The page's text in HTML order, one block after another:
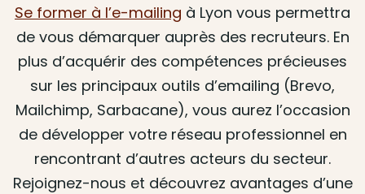
Se former à l’e-mailing à Lyon vous permettra
de vous démarquer auprès des recruteurs. En
plus d’acquérir des compétences précieuses
sur les principaux outils d’emailing (Brevo,
Mailchimp, Sarbacane), vous aurez l’occasion
de développer votre réseau professionnel en
rencontrant d’autres acteurs du secteur.
Rejoignez-nous et découvrez avantages d’une